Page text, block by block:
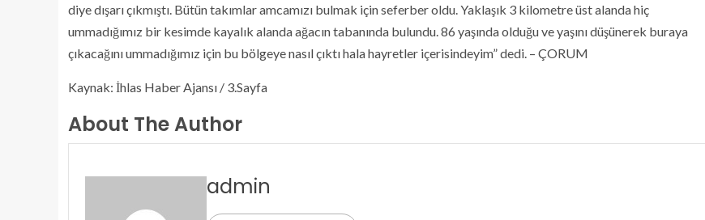
diye dışarı çıkmıştı. Bütün takımlar amcamızı bulmak için seferber oldu. Yaklaşık 3 kilometre üst alanda hiç
ummadığımız bir kesimde kayalık alanda ağacın tabanında bulundu. 86 yaşında olduğu ve yaşını düşünerek buraya
çıkacağını ummadığımız için bu bölgeye nasıl çıktı hala hayretler içerisindeyim” dedi. – ÇORUM
Kaynak: İhlas Haber Ajansı / 3.Sayfa
About The Author
admin